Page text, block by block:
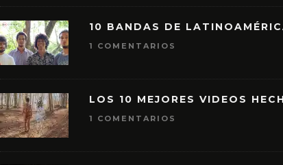
10 BANDAS DE
1 COMENTARIOS
LOS 10 MEJORES VIDEOS
1 COMENTARIOS